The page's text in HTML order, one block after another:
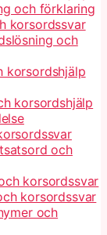
och förklaring
korsordssvar
och
korsordshjälp
korsordshjälp
och
korsordssvar
korsordssvar
och